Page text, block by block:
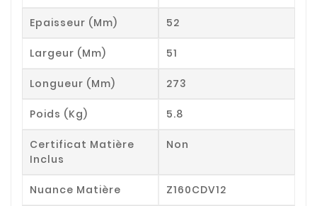
Epaisseur (mm) 52
Largeur (mm) 51
Longueur (mm) 273
Poids (kg) 5.8
Certificat Matière
Inclus
Non
Nuance Matière Z160CDV12